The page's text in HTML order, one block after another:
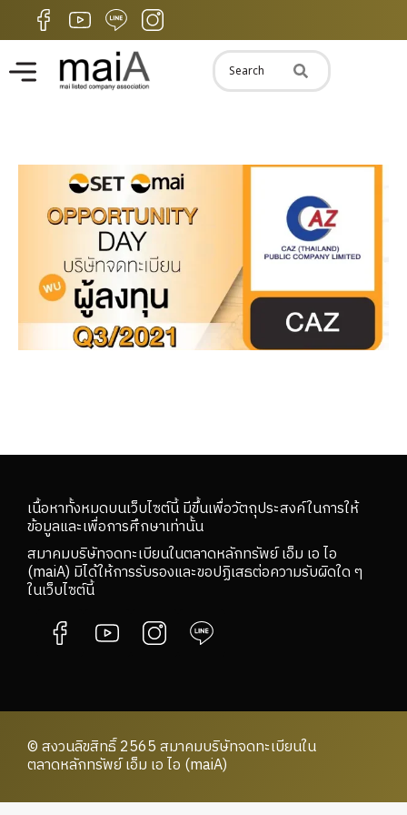
เนื้อหาทั้งหมดบนเว็บไซต์นี้ มีขึ้นเพื่อวัตถุประสงค์ในการให้
ข้อมูลและเพื่อการศึกษาเท่านั้น
สมาคมบริษัทจดทะเบียนในตลาดหลักทรัพย์ เอ็ม เอ ไอ
(maiA) มิได้ให้การรับรองและขอปฏิเสธต่อความรับผิดใด ๆ
ในเว็บไซต์นี้
© สงวนลิขสิทธิ์ 2565 สมาคมบริษัทจดทะเบียนใน
ตลาดหลักทรัพย์ เอ็ม เอ ไอ (maiA)